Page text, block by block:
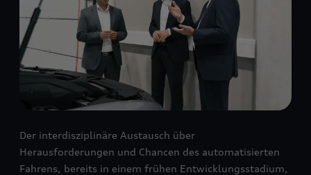
Der interdisziplinäre Austausch über
Herausforderungen und Chancen des automatisierten
Fahrens, bereits in einem frühen Entwicklungsstadium,